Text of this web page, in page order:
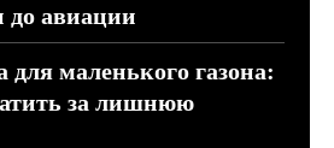
до авиации
для маленького газона:
за лишнюю